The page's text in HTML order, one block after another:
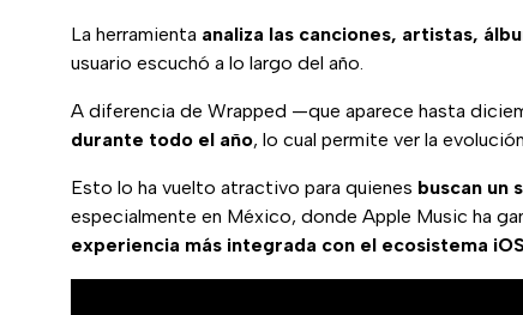
La herramienta analiza las canciones, artistas,
usuario escuchó a lo largo del año.
A diferencia de Wrapped —que aparece hasta
durante todo el año, lo cual permite ver la
Esto lo ha vuelto atractivo para quienes buscan un
especialmente en México, donde Apple Music ha
experiencia más integrada con el ecosistema iOS